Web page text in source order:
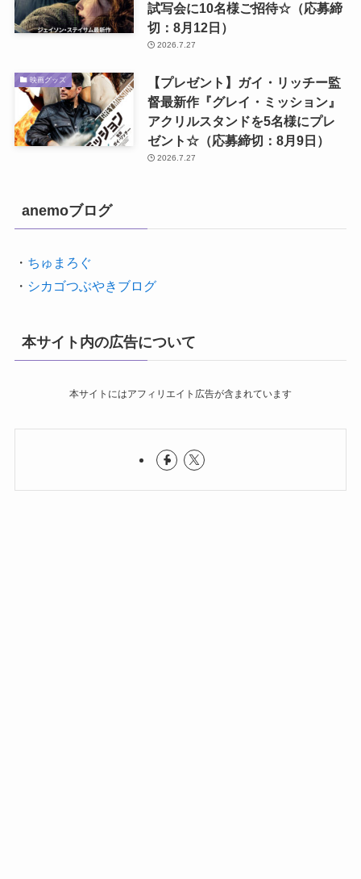
試写会に10名様ご招待☆（応募締
切：8月12日）
2026.7.27
映画グッズ
【プレゼント】ガイ・リッチー監
督最新作『グレイ・ミッション』
アクリルスタンドを5名様にプレ
ゼント☆（応募締切：8月9日）
2026.7.27
anemoブログ
・ ちゅまろぐ
・ シカゴつぶやきブログ
本サイト内の広告について
本サイトにはアフィリエイト広告が含まれています